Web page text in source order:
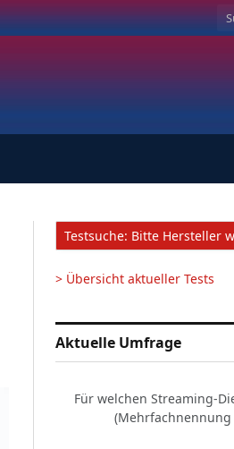
> Übersicht aktueller Tests
Aktuelle Umfrage
Für welchen Streaming-